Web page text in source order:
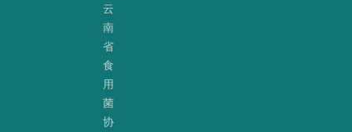
云
南
省
食
用
菌
协